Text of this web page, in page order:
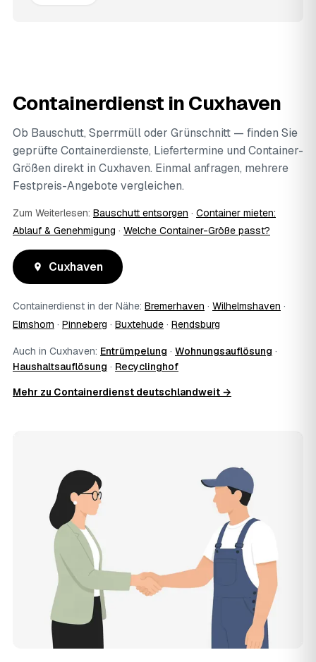
Containerdienst in Cuxhaven
Ob Bauschutt, Sperrmüll oder Grünschnitt — finden Sie
geprüfte Containerdienste, Liefertermine und Container-
Größen direkt in Cuxhaven. Einmal anfragen, mehrere
Festpreis-Angebote vergleichen.
Zum Weiterlesen: Bauschutt entsorgen · Container mieten:
Ablauf & Genehmigung · Welche Container-Größe passt?
Cuxhaven
Containerdienst in der Nähe: Bremerhaven · Wilhelmshaven ·
Elmshorn · Pinneberg · Buxtehude · Rendsburg
Auch in Cuxhaven: Entrümpelung · Wohnungsauflösung ·
Haushaltsauflösung · Recyclinghof
Mehr zu Containerdienst deutschlandweit →